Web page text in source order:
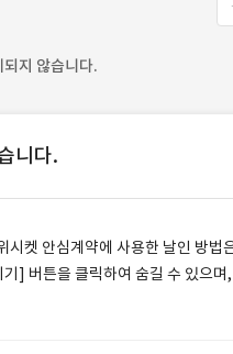
솔
지 않습니다.
니다.
시켓 안심계약에 사용한 날인 방법
] 버튼을 클릭하여 숨길 수 있으